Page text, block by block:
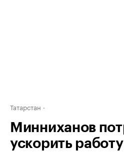
Татарстан
Минниханов
ускорить